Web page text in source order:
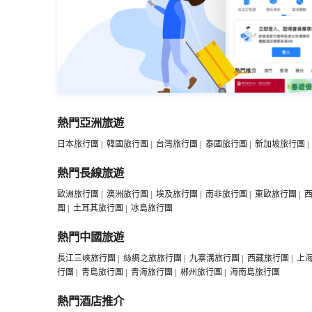
熱門亞洲旅遊
日本旅行團 | 韓國旅行團 | 台灣旅行團 | 泰國旅行團 | 新加坡旅行團 |
熱門長線旅遊
歐洲旅行團 | 澳洲旅行團 | 埃及旅行團 | 南非旅行團 | 東歐旅行團 |
團 | 土耳其旅行團 | 冰島旅行團
熱門中國旅遊
長江三峽旅行團 | 絲綢之旅旅行團 | 九寨溝旅行團 | 西藏旅行團 |
上
行團 | 青島旅行團 | 青海旅行團 | 郴州旅行團 | 海南島旅行團
熱門酒店推介